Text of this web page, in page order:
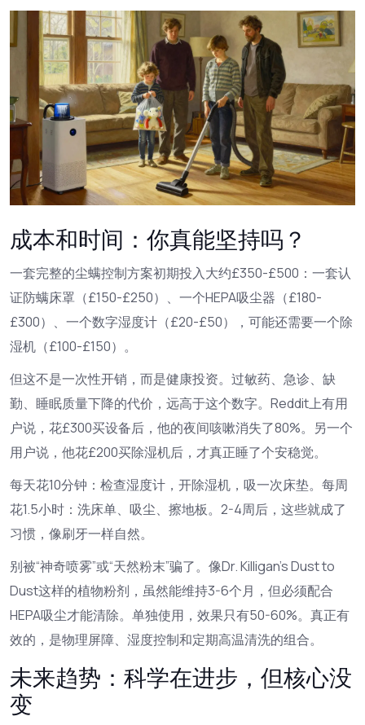
成本和时间：你真能坚持吗？
一套完整的尘螨控制方案初期投入大约£350-£500：一套认
证防螨床罩（£150-£250）、一个HEPA吸尘器（£180-
£300）、一个数字湿度计（£20-£50），可能还需要一个除
湿机（£100-£150）。
但这不是一次性开销，而是健康投资。过敏药、急诊、缺
勤、睡眠质量下降的代价，远高于这个数字。Reddit上有用
户说，花£300买设备后，他的夜间咳嗽消失了80%。另一个
用户说，他花£200买除湿机后，才真正睡了个安稳觉。
每天花10分钟：检查湿度计，开除湿机，吸一次床垫。每周
花1.5小时：洗床单、吸尘、擦地板。2-4周后，这些就成了
习惯，像刷牙一样自然。
别被“神奇喷雾”或“天然粉末”骗了。像Dr. Killigan’s Dust to
Dust这样的植物粉剂，虽然能维持3-6个月，但必须配合
HEPA吸尘才能清除。单独使用，效果只有50-60%。真正有
效的，是物理屏障、湿度控制和定期高温清洗的组合。
未来趋势：科学在进步，但核心没
变